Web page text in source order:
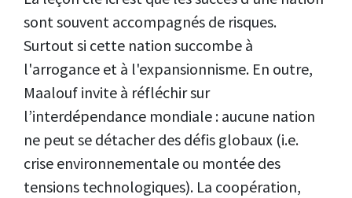
sont souvent accompagnés de risques.
Surtout si cette nation succombe à
l'arrogance et à l'expansionnisme. En outre,
Maalouf invite à réfléchir sur
l’interdépendance mondiale : aucune nation
ne peut se détacher des défis globaux (i.e.
crise environnementale ou montée des
tensions technologiques). La coopération,